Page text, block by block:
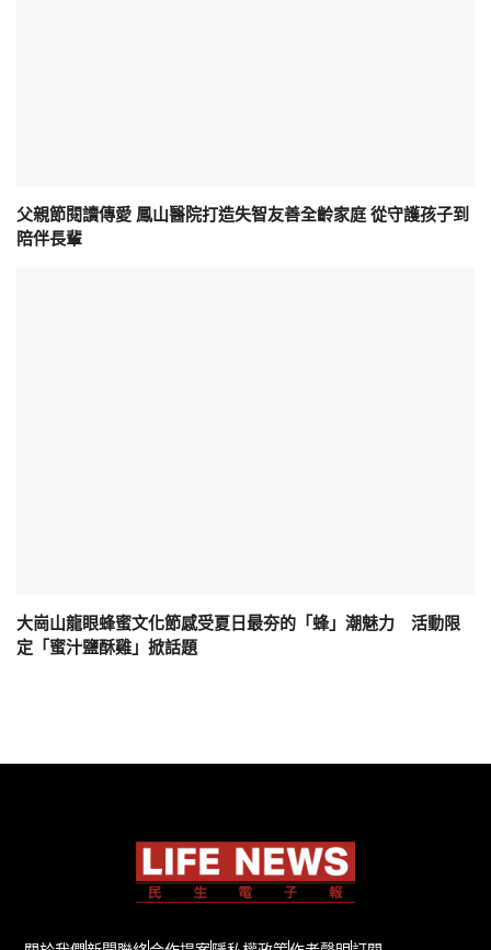
父親節閱讀傳愛 鳳山醫院打造失智友善全齡家庭 從守護孩子到
陪伴長輩
大崗山龍眼蜂蜜文化節感受夏日最夯的「蜂」潮魅力 活動限
定「蜜汁鹽酥雞」掀話題